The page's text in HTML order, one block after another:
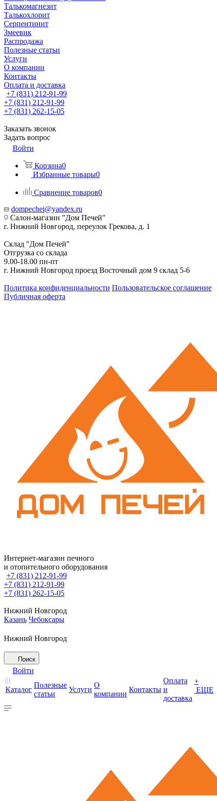
Талькомагнезит
Талькохлорит
Серпентинит
Змеевик
Распродажа
Полезные статьи
Услуги
О компании
Контакты
Оплата и доставка
+7 (831) 212-91-99
+7 (831) 212-91-99
+7 (831) 262-15-05
Заказать звонок
Задать вопрос
Войти
Корзина0
Избранные товары0
Сравнение товаров0
dompechei@yandex.ru
Салон-магазин "Дом Печей"
г. Нижний Новгород, переулок Грекова, д. 1
Склад "Дом Печей"
Отгрузка со склада
9.00-18.00 пн-пт
г. Нижний Новгород проезд Восточный дом 9 склад 5-6
Политика конфиденциальности Пользовательское соглашение
Публичная оферта
Интернет-магазин печного
и отопительного оборудования
+7 (831) 212-91-99
+7 (831) 212-91-99
+7 (831) 262-15-05
Нижний Новгород
Казань Чебоксары
Нижний Новгород
Поиск
Войти
Каталог
Полезные
статьи
Услуги
О
компании
Контакты
Оплата
и
доставка
+
ЕЩЕ